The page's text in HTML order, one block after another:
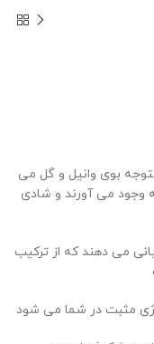
بوی وانیل و گل می
وجود می آورند و شادی
می دهند که از ترکیب
مثبت در شما می شود